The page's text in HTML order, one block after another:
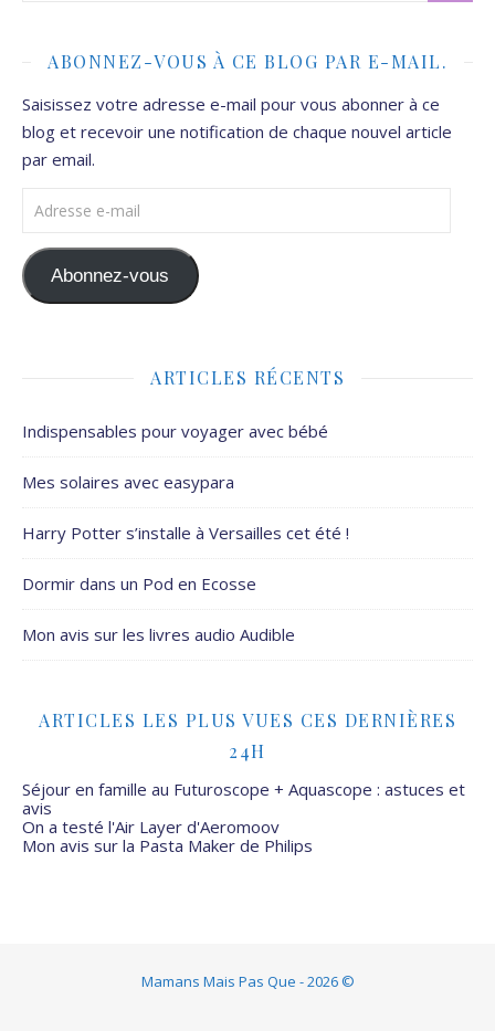
ABONNEZ-VOUS À CE BLOG PAR E-MAIL.
Saisissez votre adresse e-mail pour vous abonner à ce
blog et recevoir une notification de chaque nouvel article
par email.
Adresse e-mail
Abonnez-vous
ARTICLES RÉCENTS
Indispensables pour voyager avec bébé
Mes solaires avec easypara
Harry Potter s’installe à Versailles cet été !
Dormir dans un Pod en Ecosse
Mon avis sur les livres audio Audible
ARTICLES LES PLUS VUES CES DERNIÈRES
24H
Séjour en famille au Futuroscope + Aquascope : astuces et
avis
On a testé l'Air Layer d'Aeromoov
Mon avis sur la Pasta Maker de Philips
Mamans Mais Pas Que - 2026 ©